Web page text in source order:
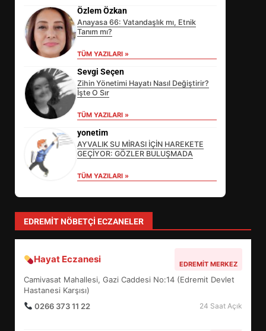
Özlem Özkan
Anayasa 66: Vatandaşlık mı, Etnik
Tanım mı?
TÜM YAZILARI »
Sevgi Seçen
Zihin Yönetimi Hayatı Nasıl Değiştirir?
İşte O Sır
TÜM YAZILARI »
yonetim
AYVALIK SU MİRASI İÇİN HAREKETE
GEÇİYOR: GÖZLER BULUŞMADA
TÜM YAZILARI »
EDREMIT NÖBETÇI ECZANELER
Hayat Eczanesi EDREMIT MERKEZ
Camivasat Mahallesi, Gazi Caddesi No:14 (Edremit Devlet
Hastanesi Karşısı)
0266 373 11 22
24 Saat Açık
3
EİB’DE KRİTİK ATAMA:
SÜRDÜRÜLEBİLİRLİKTE NE
4
EDREMİT’İN GURURU TÜRKİYE
FİNALİNDE NE BAŞARDI?